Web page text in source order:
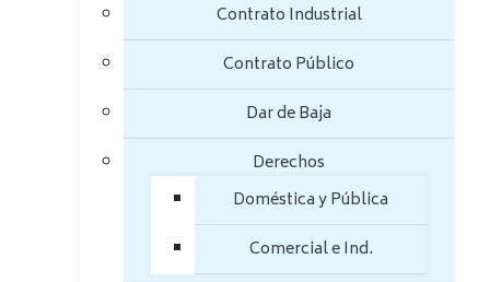
Contrato Industrial
Contrato Público
Dar de Baja
Derechos
Doméstica y Pública
Comercial e Ind.